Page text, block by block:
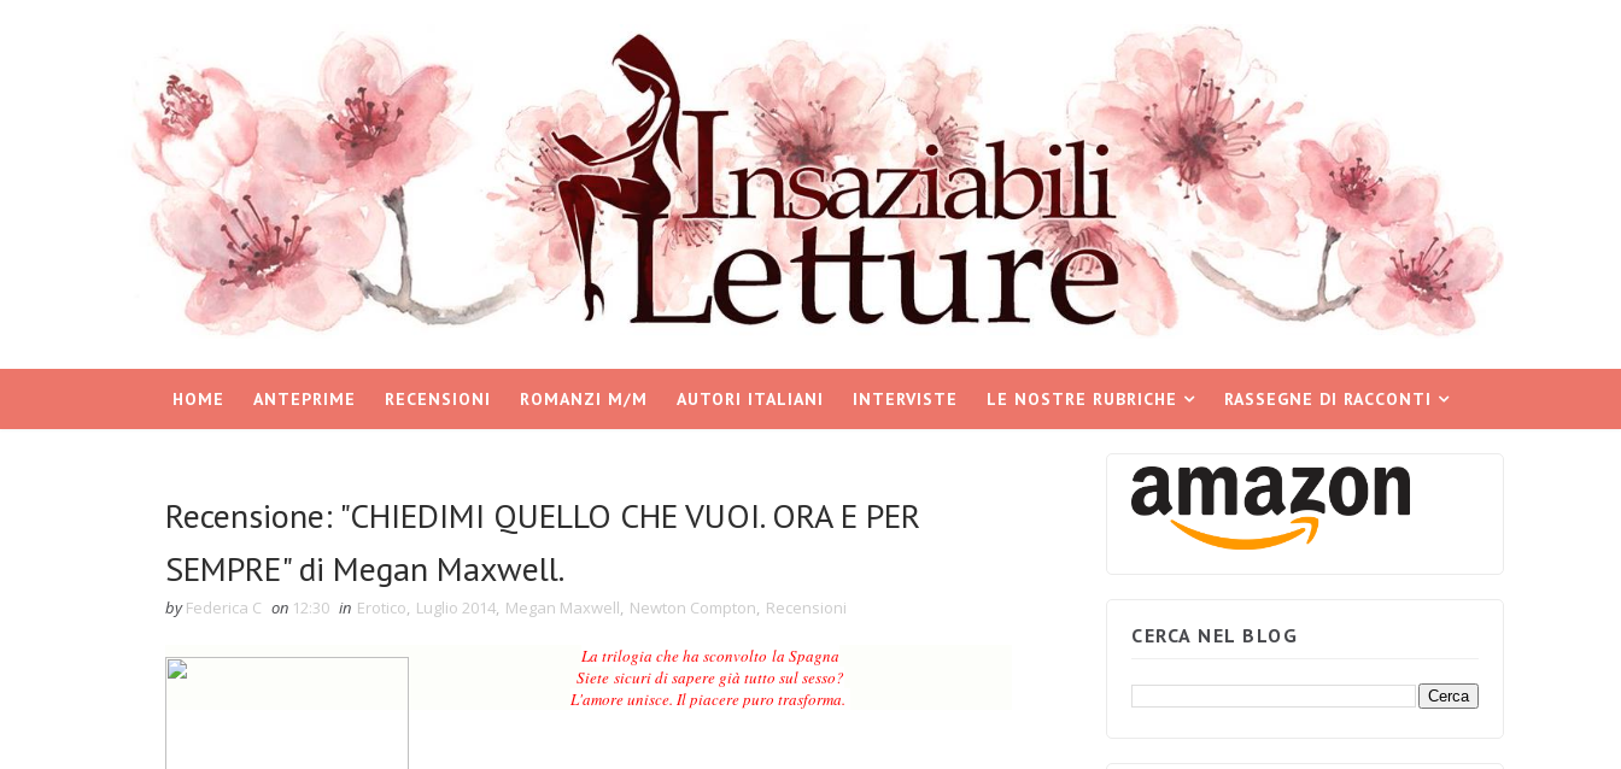
HOME ANTEPRIME RECENSIONI ROMANZI M/M AUTORI ITALIANI INTERVISTE LE NOSTRE RUBRICHE RASSEGNE DI RACCONTI
Recensione: "CHIEDIMI QUELLO CHE VUOI. ORA E PER
SEMPRE" di Megan Maxwell.
by Federica C on 12:30 in Erotico, Luglio 2014, Megan Maxwell, Newton Compton, Recensioni
La trilogia che ha sconvolto la Spagna
Siete sicuri di sapere già tutto sul sesso?
L'amore unisce. Il piacere puro trasforma.
CERCA NEL BLOG